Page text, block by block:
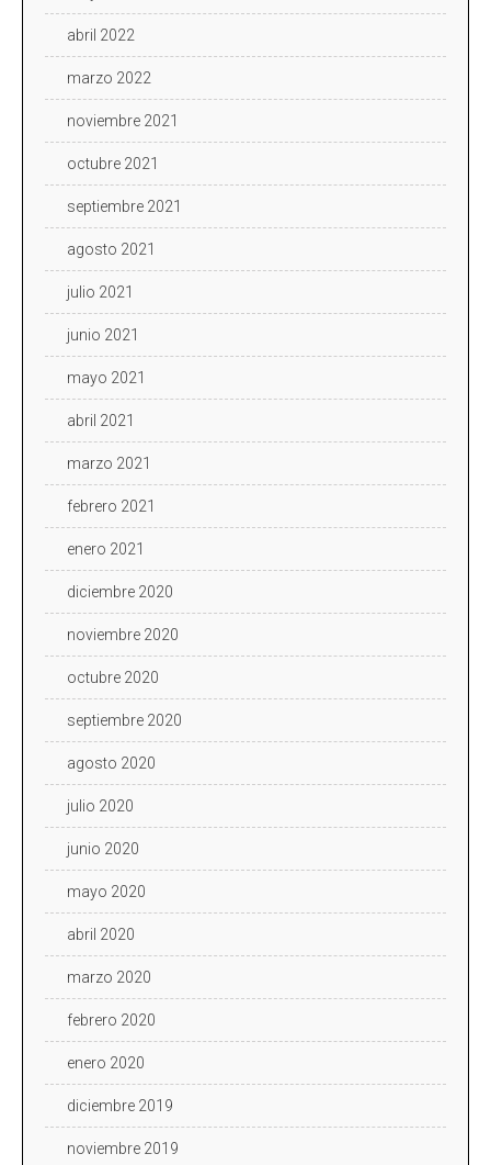
abril 2022
marzo 2022
noviembre 2021
octubre 2021
septiembre 2021
agosto 2021
julio 2021
junio 2021
mayo 2021
abril 2021
marzo 2021
febrero 2021
enero 2021
diciembre 2020
noviembre 2020
octubre 2020
septiembre 2020
agosto 2020
julio 2020
junio 2020
mayo 2020
abril 2020
marzo 2020
febrero 2020
enero 2020
diciembre 2019
noviembre 2019